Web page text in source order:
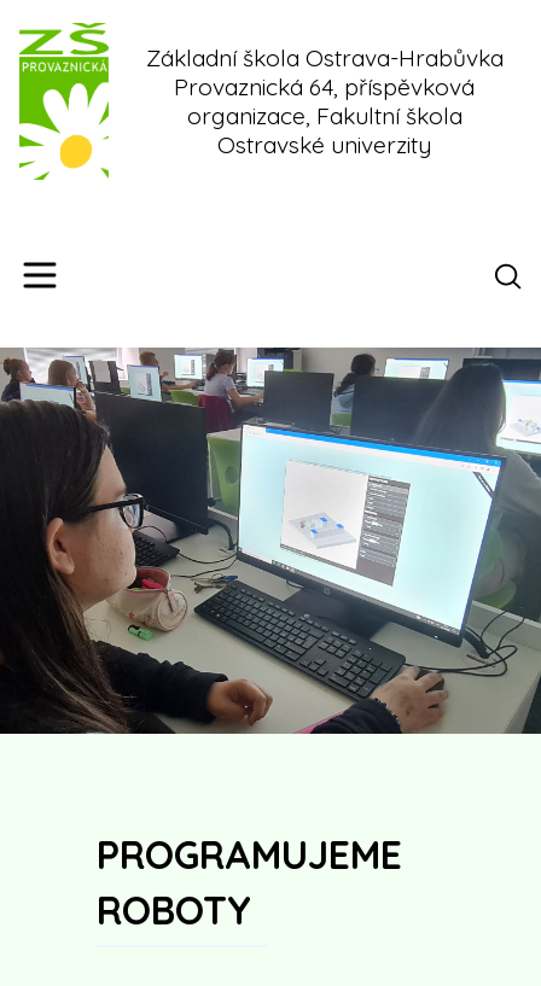
content
Základní škola Ostrava-Hrabůvka
Provaznická 64, příspěvková
organizace, Fakultní škola
Ostravské univerzity
PROGRAMUJEME
ROBOTY